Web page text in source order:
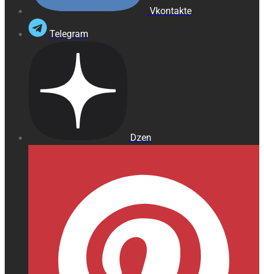
Vkontakte
Telegram
Dzen